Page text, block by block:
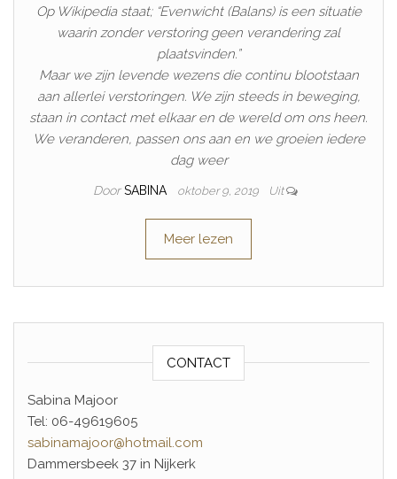
Op Wikipedia staat; “Evenwicht (Balans) is een situatie
waarin zonder verstoring geen verandering zal
plaatsvinden.”
Maar we zijn levende wezens die continu blootstaan
aan allerlei verstoringen. We zijn steeds in beweging,
staan in contact met elkaar en de wereld om ons heen.
We veranderen, passen ons aan en we groeien iedere
dag weer
Door SABINA oktober 9, 2019 Uit
Meer lezen
CONTACT
Sabina Majoor
Tel: 06-49619605
sabinamajoor@hotmail.com
Dammersbeek 37 in Nijkerk